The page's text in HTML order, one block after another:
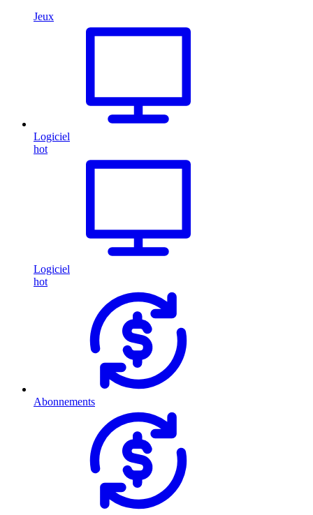
Jeux
Logiciel
hot
Logiciel
hot
Abonnements